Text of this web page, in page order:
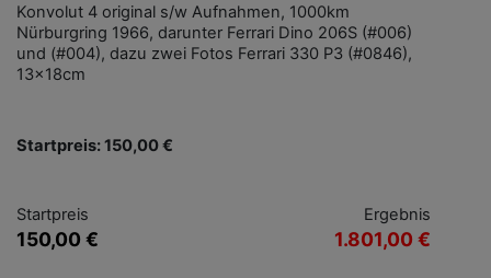
Konvolut 4 original s/w Aufnahmen, 1000km
Nürburgring 1966, darunter Ferrari Dino 206S (#006)
und (#004), dazu zwei Fotos Ferrari 330 P3 (#0846),
13x18cm
Startpreis: 150,00 €
Startpreis
150,00 €
Ergebnis
1.801,00 €